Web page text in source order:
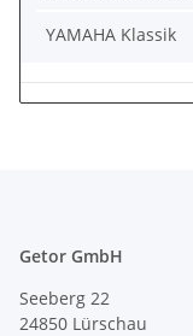
YAMAHA Klassik
Getor GmbH
Seeberg 22
24850 Lürschau